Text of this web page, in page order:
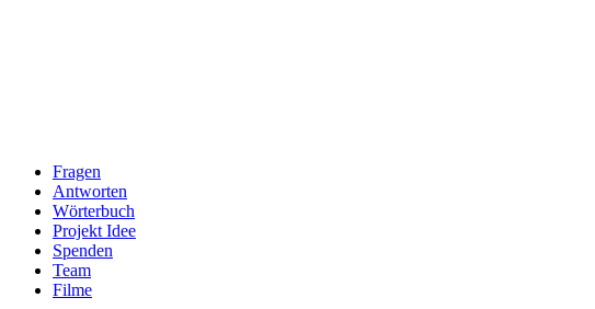
Fragen
Antworten
Wörterbuch
Projekt Idee
Spenden
Team
Filme